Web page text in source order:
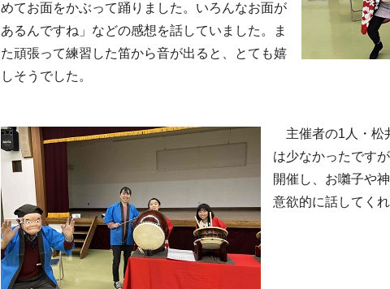
めてお面をかぶって踊りました。いろんなお面が
あるんですね」などの感想を話していました。ま
た頑張って練習した笛から音が出ると、とても嬉
しそうでした。
主催者の1人・松
は少なかったです
開催し、お囃子や
意欲的に話してくれ